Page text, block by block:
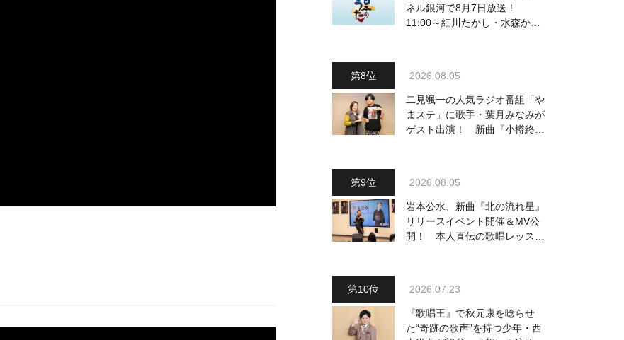
ネル銀河で8月7日放送！
11:00～細川たかし・水森かお
2026.08.05
二見颯一の人気ラジオ番組「や
まステ」に歌手・葉月みなみが
ゲスト出演！ 新曲『小樽終着
2026.08.05
岩本公水、新曲『北の流れ星』
リリースイベント開催＆MV公
開！ 本人直伝の歌唱レッスン
2026.07.23
『歌唱王』で秋元康を唸らせ
た“奇跡の歌声”を持つ少年・西